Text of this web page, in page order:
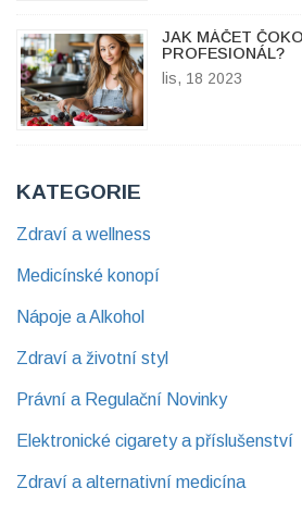
JAK MÁČET
PROFESIONÁL?
lis, 18 2023
KATEGORIE
Zdraví a wellness
Medicínské konopí
Nápoje a Alkohol
Zdraví a životní styl
Právní a Regulační Novinky
Elektronické cigarety a příslušenství
Zdraví a alternativní medicína